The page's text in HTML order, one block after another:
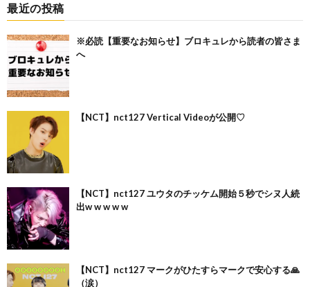
最近の投稿
※必読【重要なお知らせ】ブロキュレから読者の皆さま
へ
【NCT】nct127 Vertical Videoが公開♡
【NCT】nct127 ユウタのチッケム開始５秒でシヌ人続
出w w w w w
【NCT】nct127 マークがひたすらマークで安心する🙏
（涙）